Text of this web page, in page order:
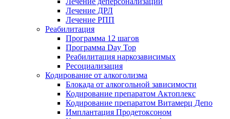
Лечение ДРЛ
Лечение РПП
Реабилитация
Программа 12 шагов
Программа Day Top
Реабилитация наркозависимых
Ресоциализация
Кодирование от алкоголизма
Блокада от алкогольной зависимости
Кодирование препаратом Актоплекс
Кодирование препаратом Витамерц Депо
Имплантация Продетоксоном